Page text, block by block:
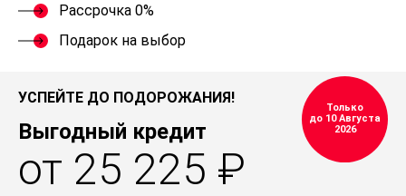
Рассрочка 0%
Подарок на выбор
УСПЕЙТЕ ДО ПОДОРОЖАНИЯ!
Выгодный кредит
от 25 225 ₽
Только
до 10 Августа
2026